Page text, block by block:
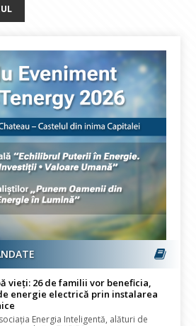
vieți: 26 de familii vor beneficia,
energie electrică prin instalarea
Energia Inteligentă, alături de